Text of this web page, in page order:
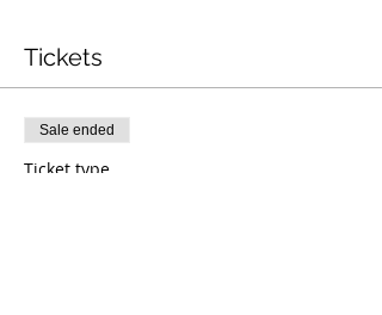
Tickets
Sale ended
Ticket type